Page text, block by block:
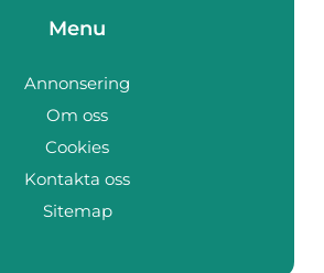
Menu
Annonsering
Om oss
Cookies
Kontakta oss
Sitemap